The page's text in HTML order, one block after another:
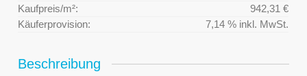
Kaufpreis/m²:
942,31 €
Käuferprovision:
7,14 % inkl. MwSt.
Beschreibung